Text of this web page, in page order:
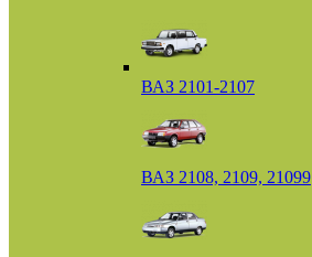
ВАЗ 2101-2107
ВАЗ 2108, 2109, 21099